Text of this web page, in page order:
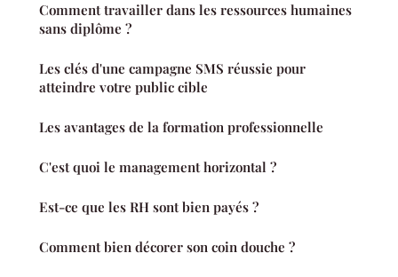
Comment travailler dans les ressources humaines
sans diplôme ?
Les clés d'une campagne SMS réussie pour
atteindre votre public cible
Les avantages de la formation professionnelle
C'est quoi le management horizontal ?
Est-ce que les RH sont bien payés ?
Comment bien décorer son coin douche ?